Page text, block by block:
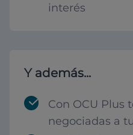
interés
Y además...
Con OCU Plus
negociadas a